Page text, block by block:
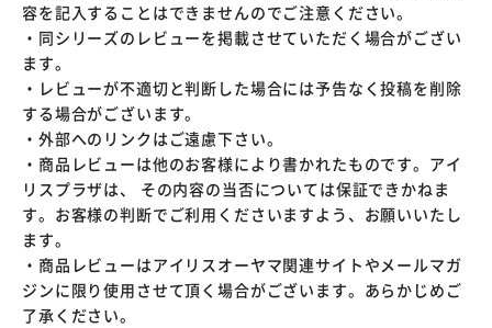
容を記入することはできませんのでご注意ください。
・同シリーズのレビューを掲載させていただく場合がござい
ます。
・レビューが不適切と判断した場合には予告なく投稿を削除
する場合がございます。
・外部へのリンクはご遠慮下さい。
・商品レビューは他のお客様により書かれたものです。アイ
リスプラザは、 その内容の当否については保証できかねま
す。お客様の判断でご利用くださいますよう、お願いいたし
ます。
・商品レビューはアイリスオーヤマ関連サイトやメールマガ
ジンに限り使用させて頂く場合がございます。あらかじめご
了承ください。